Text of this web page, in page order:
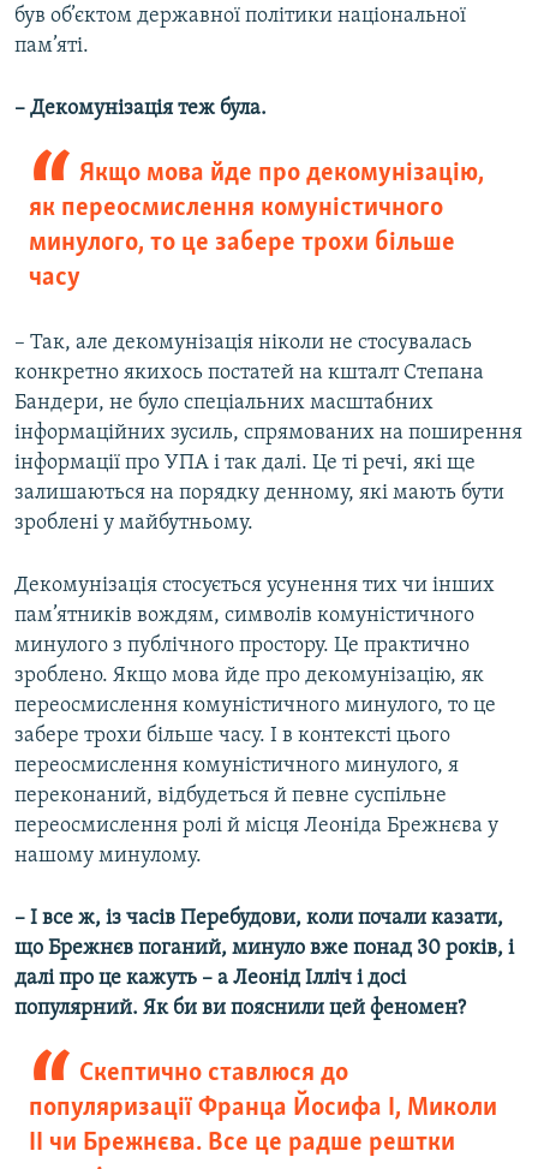
був об’єктом державної політики національної
пам’яті.
– Декомунізація теж була.
Якщо мова йде про декомунізацію,
як переосмислення комуністичного
минулого, то це забере трохи більше
часу
– Так, але декомунізація ніколи не стосувалась
конкретно якихось постатей на кшталт Степана
Бандери, не було спеціальних масштабних
інформаційних зусиль, спрямованих на поширення
інформації про УПА і так далі. Це ті речі, які ще
залишаються на порядку денному, які мають бути
зроблені у майбутньому.
Декомунізація стосується усунення тих чи інших
пам’ятників вождям, символів комуністичного
минулого з публічного простору. Це практично
зроблено. Якщо мова йде про декомунізацію, як
переосмислення комуністичного минулого, то це
забере трохи більше часу. І в контексті цього
переосмислення комуністичного минулого, я
переконаний, відбудеться й певне суспільне
переосмислення ролі й місця Леоніда Брежнєва у
нашому минулому.
– І все ж, із часів Перебудови, коли почали казати,
що Брежнєв поганий, минуло вже понад 30 років, і
далі про це кажуть – а Леонід Ілліч і досі
популярний. Як би ви пояснили цей феномен?
Cкептично ставлюся до
популяризації Франца Йосифа І, Миколи
ІІ чи Брежнєва. Все це радше рештки